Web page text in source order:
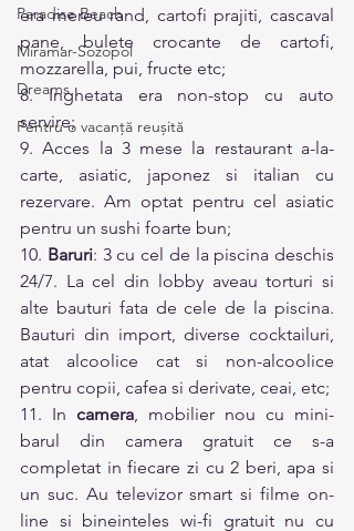
Paradise Beach
Miramar-Sozopol
Dreams
Pentru o vacanță reușită
era mereu rand, cartofi prajiti, cascaval
pane, bulete crocante de cartofi,
mozzarella, pui, fructe etc;
8. Inghetata era non-stop cu auto
servire;
9. Acces la 3 mese la restaurant a-la-
carte, asiatic, japonez si italian cu
rezervare. Am optat pentru cel asiatic
pentru un sushi foarte bun;
10. Baruri: 3 cu cel de la piscina deschis
24/7. La cel din lobby aveau torturi si
alte bauturi fata de cele de la piscina.
Bauturi din import, diverse cocktailuri,
atat alcoolice cat si non-alcoolice
pentru copii, cafea si derivate, ceai, etc;
11. In camera, mobilier nou cu mini-
barul din camera gratuit ce s-a
completat in fiecare zi cu 2 beri, apa si
un suc. Au televizor smart si filme on-
line si bineinteles wi-fi gratuit nu cu